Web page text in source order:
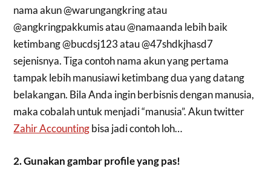
nama akun @warungangkring atau
@angkringpakkumis atau @namaanda lebih baik
ketimbang @bucdsj123 atau @47shdkjhasd7
sejenisnya. Tiga contoh nama akun yang pertama
tampak lebih manusiawi ketimbang dua yang datang
belakangan. Bila Anda ingin berbisnis dengan manusia,
maka cobalah untuk menjadi “manusia”. Akun twitter
Zahir Accountingbisa jadi contoh loh…
2. Gunakan gambar profile yang pas!